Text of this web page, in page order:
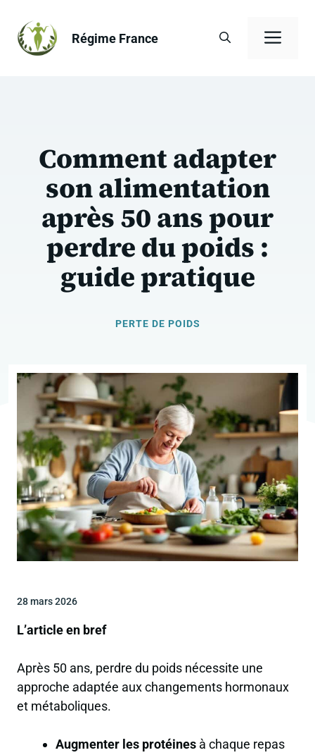
contenu
Régime France
Comment adapter
son alimentation
après 50 ans pour
perdre du poids :
guide pratique
PERTE DE POIDS
28 mars 2026
L’article en bref
Après 50 ans, perdre du poids nécessite une
approche adaptée aux changements hormonaux
et métaboliques.
Augmenter les protéinesà chaque repas